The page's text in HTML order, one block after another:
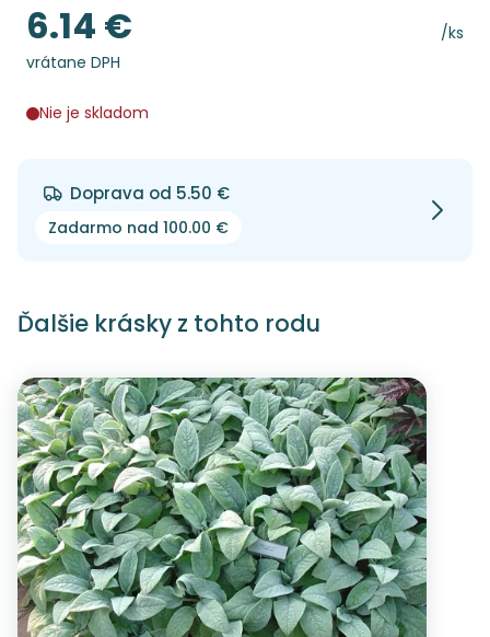
Cena
/ks
Cena
6.14 €
vrátane DPH
Nie je skladom
Doprava od 5.50 €
Zadarmo nad 100.00 €
Ďalšie krásky z tohto rodu